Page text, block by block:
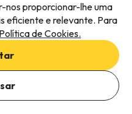
datas
proporcionar-lhe uma
eficiente e relevante. Para
Política de Cookies.